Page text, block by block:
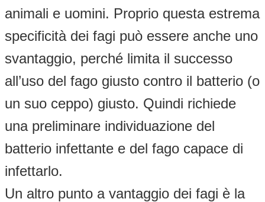
animali e uomini. Proprio questa estrema
specificità dei fagi può essere anche uno
svantaggio, perché limita il successo
all’uso del fago giusto contro il batterio (o
un suo ceppo) giusto. Quindi richiede
una preliminare individuazione del
batterio infettante e del fago capace di
infettarlo.
Un altro punto a vantaggio dei fagi è la